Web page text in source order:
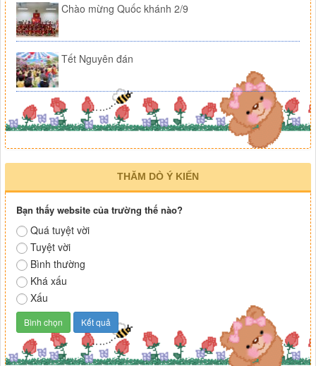
Chào mừng Quốc khánh 2/9
Tết Nguyên đán
THĂM DÒ Ý KIẾN
Bạn thấy website của trường thế nào?
Quá tuyệt vời
Tuyệt vời
Bình thường
Khá xấu
Xấu